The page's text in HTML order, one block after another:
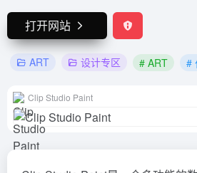
打开网站
ART 设计专区 # ART #
Clip Studio Paint